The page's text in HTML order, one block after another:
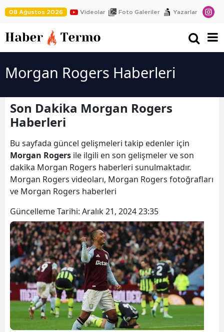
08 Ağustos 2026 Videolar Foto Galeriler Yazarlar
Morgan Rogers Haberleri
Son Dakika Morgan Rogers
Haberleri
Bu sayfada güncel gelişmeleri takip edenler için
Morgan Rogers ile ilgili en son gelişmeler ve son
dakika Morgan Rogers haberleri sunulmaktadır.
Morgan Rogers videoları, Morgan Rogers fotoğrafları
ve Morgan Rogers haberleri
Güncelleme Tarihi: Aralık 21, 2024 23:35